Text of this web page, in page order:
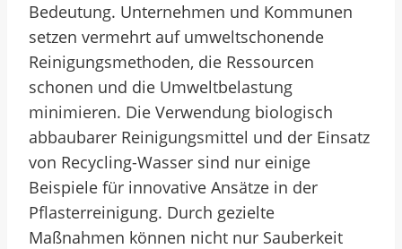
Bedeutung. Unternehmen und Kommunen
setzen vermehrt auf umweltschonende
Reinigungsmethoden, die Ressourcen
schonen und die Umweltbelastung
minimieren. Die Verwendung biologisch
abbaubarer Reinigungsmittel und der Einsatz
von Recycling-Wasser sind nur einige
Beispiele für innovative Ansätze in der
Pflasterreinigung. Durch gezielte
Maßnahmen können nicht nur Sauberkeit